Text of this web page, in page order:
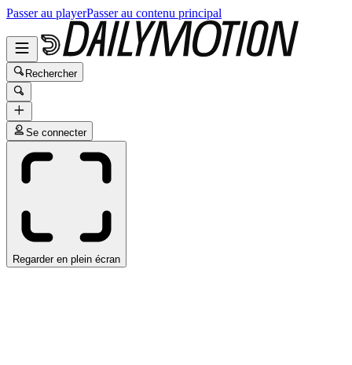
Passer au playerPasser au contenu principal
Rechercher
Se connecter
Regarder en plein écran